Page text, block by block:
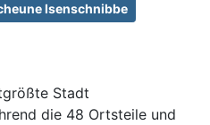
Isenschnibbe
Stadt
die 48 Ortsteile und